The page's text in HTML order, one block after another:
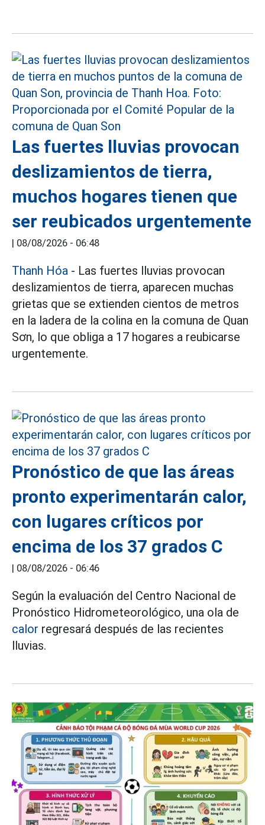
Las fuertes lluvias provocan
deslizamientos de tierra,
muchos hogares tienen que
ser reubicados urgentemente
| 08/08/2026 - 06:48
Thanh Hóa - Las fuertes lluvias provocan
deslizamientos de tierra, aparecen muchas
grietas que se extienden cientos de metros
en la ladera de la colina en la comuna de Quan
Sơn, lo que obliga a 17 hogares a reubicarse
urgentemente.
Pronóstico de que las áreas
pronto experimentarán calor,
con lugares críticos por
encima de los 37 grados C
| 08/08/2026 - 06:46
Según la evaluación del Centro Nacional de
Pronóstico Hidrometeorológico, una ola de
calor regresará después de las recientes
lluvias.